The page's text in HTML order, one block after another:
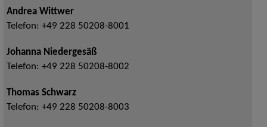
Andrea Wittwer
Telefon: +49 228 50208-8001
Johanna Niedergesäß
Telefon: +49 228 50208-8002
Thomas Schwarz
Telefon: +49 228 50208-8003